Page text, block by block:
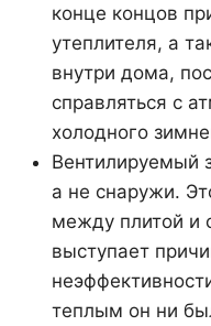
конце концов
утеплителя, а
внутри дома,
справляться с
холодного
Вентилируемый
а не снаружи.
между плитой и
выступает
теплым он ни